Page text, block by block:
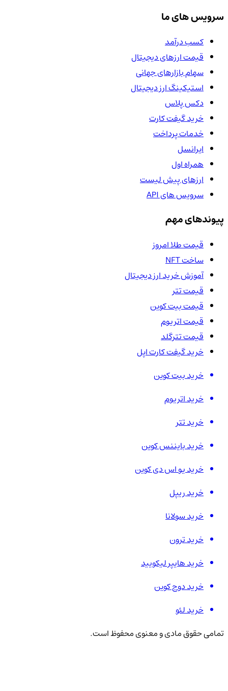
سرویس های ما
کسب درآمد
قیمت ارزهای دیجیتال
سهام بازارهای جهانی
استیکینگ ارز دیجیتال
دکس پلاس
خرید گیفت کارت
خدمات پرداخت
ایرانسل
همراه اول
ارزهای پیش لیست
سرویس های API
پیوندهای مهم
قیمت طلا امروز
ساخت NFT
آموزش خرید ارز دیجیتال
قیمت تتر
قیمت بیت کوین
قیمت اتریوم
قیمت تترگلد
خرید گیفت کارت اپل
خرید بیت کوین
خرید اتریوم
خرید تتر
خرید بایننس کوین
خرید یو اس دی کوین
خرید ریپل
خرید سولانا
خرید ترون
خرید هایپر لیکویید
خرید دوج کوین
خرید لئو
تمامی حقوق مادی و معنوی محفوظ است.